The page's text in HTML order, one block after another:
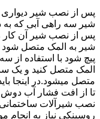
پس از نصب شیر
شیر سه راهی آبی که
پس از نصب شیر آن کار
شیر به المک متصل
پیچ شود با استفاده از
المک متصل کنید و یک
متصل میشود.در اینجا
تا از افت فشار آب
نصب شیرآلات
روسینکی نیاز به انجام